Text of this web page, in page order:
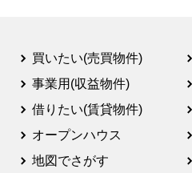
買いたい(売買物件)
事業用(収益物件)
借りたい(賃貸物件)
オープンハウス
地図でさがす